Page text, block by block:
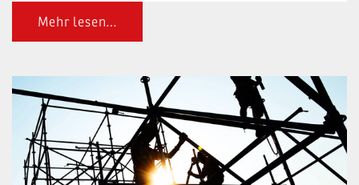
Mehr lesen…